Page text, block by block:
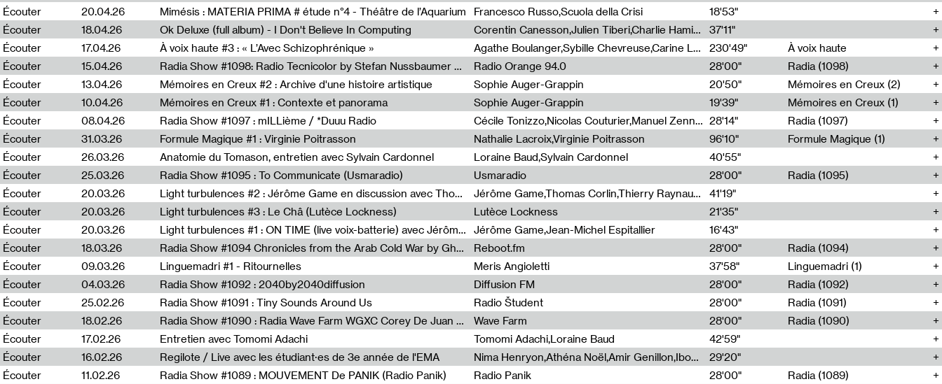
Écouter
20.04.26 Mimésis : MATERIA PRIMA # étude n°4 - Théâtre de l’Aquarium Francesco Russo,Scuola della Crisi
18'53"
Écouter
18.04.26 Ok Deluxe (full album) - I Don't Believe In Computing Corentin Canesson,Julien Tiberi,Charlie Hamish Jeffery
37'11"
Écouter
17.04.26 À voix haute #3 : « L’Avec Schizophrénique » Agathe Boulanger,Sybille Chevreuse,Carine Lendrin,Léna Monnier,Graziela Susin,Camille Zuber 230'49"
À voix haute
Écouter
15.04.26 Radia Show #1098: Radio Tecnicolor by Stefan Nussbaumer & Georg Zichy (Radio Orange 94.0) Radio Orange 94.0 28'00"
Radia (1098)
Écouter
13.04.26 Mémoires en Creux #2 : Archive d'une histoire artistique Sophie Auger-Grappin 20'50"
Mémoires en Creux (2)
Écouter
10.04.26 Mémoires en Creux #1 : Contexte et panorama Sophie Auger-Grappin 19'39"
Mémoires en Creux (1)
Écouter
08.04.26 Radia Show #1097 : mILLième / *Duuu Radio Cécile Tonizzo,Nicolas Couturier,Manuel Zenner,Aquila Lescene,Curtis Coco,Cyril Magnier 28'14"
Radia (1097)
Écouter
31.03.26 Formule Magique #1 : Virginie Poitrasson Nathalie Lacroix,Virginie Poitrasson 96'10"
Formule Magique (1)
Écouter
26.03.26 Anatomie du Tomason, entretien avec Sylvain Cardonnel Loraine Baud,Sylvain Cardonnel
40'55"
Écouter
25.03.26 Radia Show #1095 : To Communicate (Usmaradio) Usmaradio 28'00"
Radia (1095)
Écouter
20.03.26 Light turbulences #2 : Jérôme Game en discussion avec Thomas Corlin Jérôme Game,Thomas Corlin,Thierry Raynaud,Hubert Colas
41'19"
Écouter
20.03.26 Light turbulences #3 : Le Châ (Lutèce Lockness) Lutèce Lockness
21'35"
Écouter
20.03.26 Light turbulences #1 : ON TIME (live voix-batterie) avec Jérôme Game & Jean-Michel Espitallier Jérôme Game,Jean-Michel Espitallier
16'43"
Écouter
18.03.26 Radia Show #1094 Chronicles from the Arab Cold War by Ghazi Barakat Reboot.fm 28'00"
Radia (1094)
Écouter
09.03.26 Linguemadri #1 - Ritournelles Meris Angioletti 37'58"
Linguemadri (1)
Écouter
04.03.26 Radia Show #1092 : 2040by2040diffusion Diffusion FM 28'00"
Radia (1092)
Écouter
25.02.26 Radia Show #1091 : Tiny Sounds Around Us Radio Študent 28'00"
Radia (1091)
Écouter
18.02.26 Radia Show #1090 : Radia Wave Farm WGXC Corey De Juan Sherrard Jr Startalk Wave Farm 28'00"
Radia (1090)
Écouter
17.02.26 Entretien avec Tomomi Adachi Tomomi Adachi,Loraine Baud
42'59"
Écouter
16.02.26 Regilote / Live avec les étudiant·es de 3e année de l'EMA Nima Henryon,Athéna Noël,Amir Genillon,Ibourayane Ahmadi,Manelle Cherrih,Honorine Gibello,John Weeber,Manon Joseph
29'20"
Écouter
11.02.26 Radia Show #1089 : MOUVEMENT De PANIK (Radio Panik) Radio Panik 28'00"
Radia (1089)